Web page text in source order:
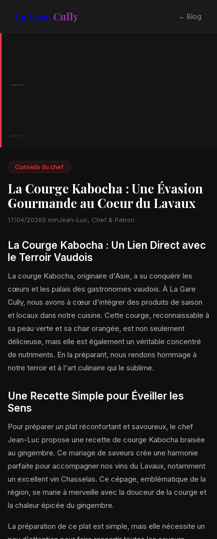
La Gare Cully ← Blog
Conseils du chef
La Courge Kabocha : Une Évasion
Gourmande au Coeur du Lavaux
17/04/20265 minJean-Luc, Chef & Patron
La Courge Kabocha : Un Lien Direct avec
le Terroir Vaudois
La courge Kabocha, originaire d'Asie, a su conquérir les
cœurs et les palais des gastronomes vaudois. À La Gare
Cully, nous avons à cœur d'intégrer des produits de saison
et locaux dans notre cuisine. Cette courge, reconnaissable à
sa peau verte et sa chair orangée, est non seulement
délicieuse, mais elle est également un véritable concentré
de nutriments. En la préparant, nous rendons hommage à
notre terroir et à l'art culinaire qui le sublime.
Une Recette Simple pour Éveiller les
Sens
Pour préparer un plat réconfortant et savoureux, le chef
Jean-Luc propose une recette de courge Kabocha braisée
au gingembre. Ce mariage de saveurs crée une harmonie
parfaite pour accompagner nos vins du Lavaux, notamment
un excellent vin Chasselas. Ce cépage, emblématique de la
région, se marie à merveille avec la douceur de la courge et
la chaleur épicée du gingembre.
La préparation de ce plat est simple, mais elle nécessite un